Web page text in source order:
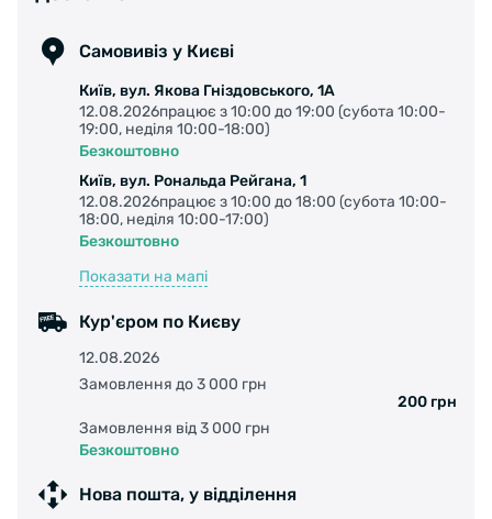
покришках для шосейних велосипедів. Як і
хіміків Vectran являє собою рідкокристалічний
поліестеру, який у п'ять разів міцніший від
розплавленого рідкого полімеру Vectra
багатоскладову нитку. Кевлар має величезну
дуже малій вазі, а це саме ті властивості, які
захисної вставки для покришок Continental.
така ж легка, гнучка і має ефективніший
аналогічні синтетичні волокна. За всіх
негативного впливу на накат. Ще однією
матеріалу після тривалого використання. Тому
має вагому перевагу перед кевларом.
Dura Skin
тканини, завдяки якій колеса здатні
Самовивіз у Києві
Київ, вул. Якова Гніздовського, 1А
12.08.2026працює з 10:00 до 19:00 (субота 10:00-
19:00, неділя 10:00-18:00)
Безкоштовно
Київ, вул. Рональда Рейгана, 1
12.08.2026працює з 10:00 до 18:00 (субота 10:00-
18:00, неділя 10:00-17:00)
Безкоштовно
Показати на мапі
Кур'єром по Києву
12.08.2026
Замовлення до 3 000 грн
200 грн
Замовлення від 3 000 грн
Безкоштовно
Нова пошта, у відділення